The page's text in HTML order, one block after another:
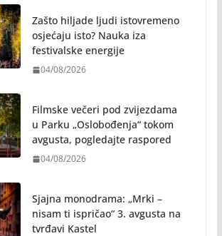
Zašto hiljade ljudi istovremeno
osjećaju isto? Nauka iza
festivalske energije
04/08/2026
Filmske večeri pod zvijezdama
u Parku „Oslobođenja“ tokom
avgusta, pogledajte raspored
04/08/2026
Sjajna monodrama: „Mrki –
nisam ti ispričao“ 3. avgusta na
tvrđavi Kastel